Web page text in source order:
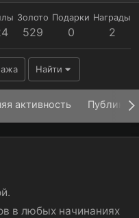
Золото
529
Подарки
0
Награды
2
Найти
активность
в любых начинаниях